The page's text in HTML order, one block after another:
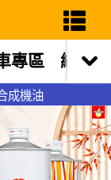
成機油
專區 網站